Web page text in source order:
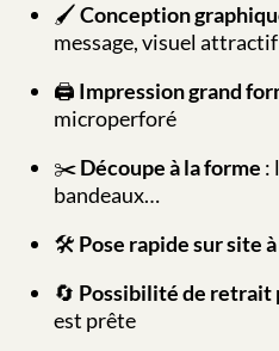
🖌️Conception
message, visuel attractif
🖨️ Impression grand
microperforé
✂️Découpe à la forme :
bandeaux…
🛠️ Pose rapide sur site
🔄 Possibilité de retrait
est prête